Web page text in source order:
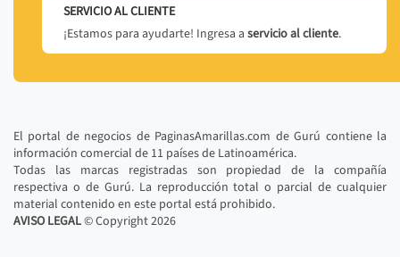
SERVICIO AL CLIENTE
¡Estamos para ayudarte! Ingresa a servicio al cliente.
El portal de negocios de PaginasAmarillas.com de Gurú contiene la
información comercial de 11 países de Latinoamérica.
Todas las marcas registradas son propiedad de la compañía
respectiva o de Gurú. La reproducción total o parcial de cualquier
material contenido en este portal está prohibido.
AVISO LEGAL© Copyright2026